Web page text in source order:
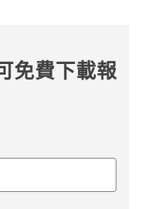
免費下載報